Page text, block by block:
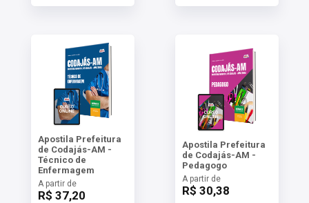
Apostila Prefeitura
de Codajás-AM -
Técnico de
Enfermagem
A partir de
R$ 37,20
Apostila Prefeitura
de Codajás-AM -
Pedagogo
A partir de
R$ 30,38